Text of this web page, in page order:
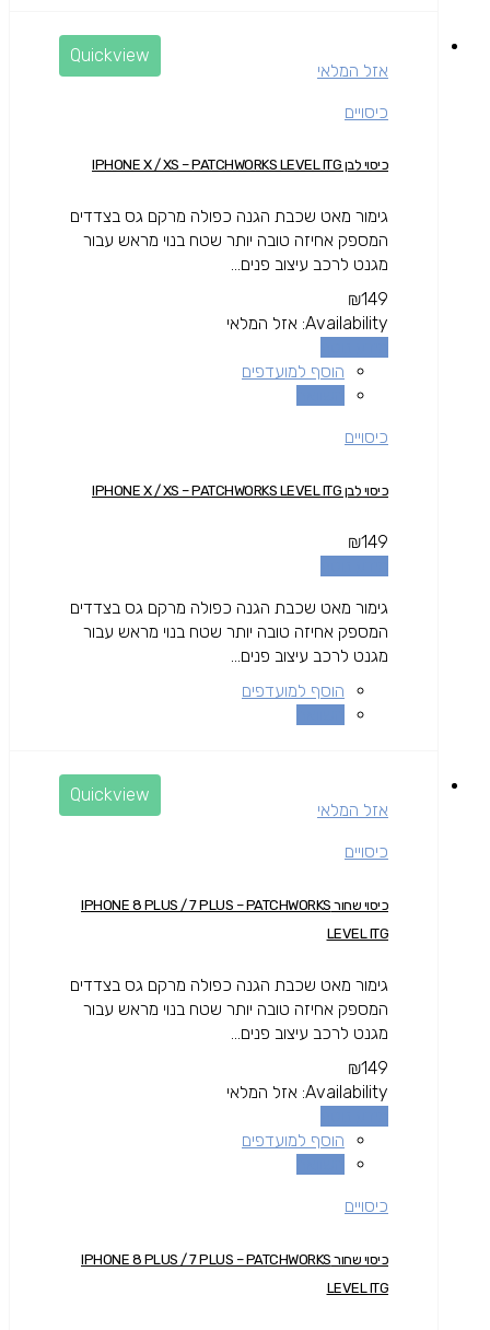
Quickview
אזל המלאי
כיסויים
כיסוי לבן IPHONE X / XS – PATCHWORKS LEVEL ITG
גימור מאט שכבת הגנה כפולה מרקם גס בצדדים
המספק אחיזה טובה יותר שטח בנוי מראש עבור
מגנט לרכב עיצוב פנים...
₪149
Availability: אזל המלאי
הוסף למועדפים
כיסויים
כיסוי לבן IPHONE X / XS – PATCHWORKS LEVEL ITG
₪149
גימור מאט שכבת הגנה כפולה מרקם גס בצדדים
המספק אחיזה טובה יותר שטח בנוי מראש עבור
מגנט לרכב עיצוב פנים...
הוסף למועדפים
Quickview
אזל המלאי
כיסויים
כיסוי שחור IPHONE 8 PLUS / 7 PLUS – PATCHWORKS
LEVEL ITG
גימור מאט שכבת הגנה כפולה מרקם גס בצדדים
המספק אחיזה טובה יותר שטח בנוי מראש עבור
מגנט לרכב עיצוב פנים...
₪149
Availability: אזל המלאי
הוסף למועדפים
כיסויים
כיסוי שחור IPHONE 8 PLUS / 7 PLUS – PATCHWORKS
LEVEL ITG